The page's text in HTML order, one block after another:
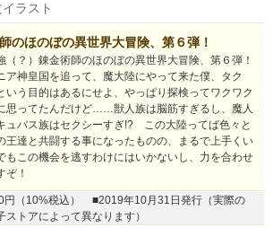
ラスト
のほのぼの異世界大冒険、第６弾！
？）錬金術師のほのぼの異世界大冒険、第６弾！
ア神皇国を追って、魔大陸にやって来た僕、タク
いう目的はあるにせよ、やっぱり探検ってワクワク
思ってたんだけど……獣人族は脳筋すぎるし、魔人
ュバス族はセクシーすぎ!? この大陸ってば色々と
達と共闘する事になったものの、まるで上手くい
この機会を逃すわけにはいかないし、力を合わせ
ぞ！
（10%税込）
■2019年10月31日発行（実際の
トアによって異なります）